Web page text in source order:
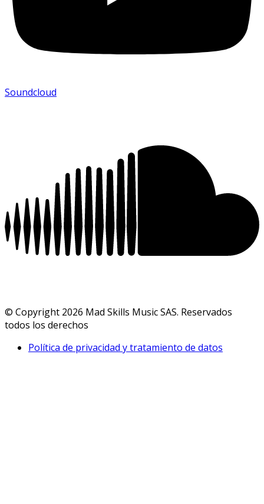
Soundcloud
© Copyright 2026 Mad Skills Music SAS. Reservados
todos los derechos
Política de privacidad y tratamiento de datos